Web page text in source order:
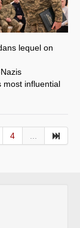
lequel on
most influential
4